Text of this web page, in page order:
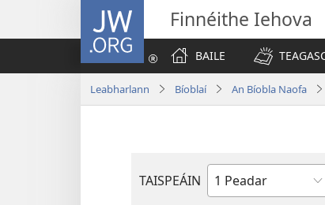
JW.ORG Finnéithe Iehova
BAILE
Leabharlann Bíoblaí An Bíobla Naofa
TAISPEÁIN
Leabhar